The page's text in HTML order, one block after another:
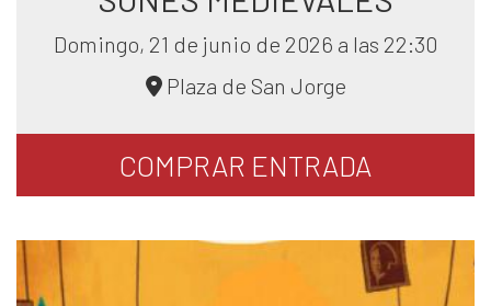
Domingo, 21 de junio de 2026 a las 22:30
Plaza de San Jorge
COMPRAR ENTRADA